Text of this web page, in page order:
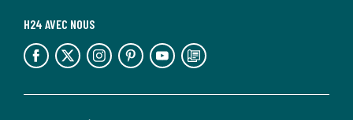
H24 AVEC NOUS
lien vers l'espace réseaux sociaux lien vers l'espace réseaux sociaux lien vers l'espace réseaux sociaux lien vers l'espace réseaux sociaux lien vers l'espace réseaux sociaux lien vers le blog la redoute